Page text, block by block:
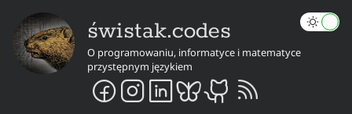
świstak.codes
O programowaniu, informatyce i matematyce
przystępnym językiem